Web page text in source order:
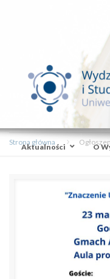
Aktualności O
Strona główna